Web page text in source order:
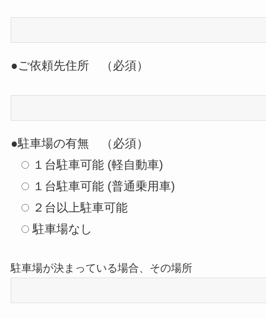
●ご依頼先住所 （必須）
●駐車場の有無 （必須）
１台駐車可能 (軽自動車)
１台駐車可能 (普通乗用車)
２台以上駐車可能
駐車場なし
駐車場が決まっている場合、その場所